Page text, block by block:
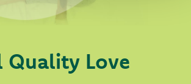
Quality Love